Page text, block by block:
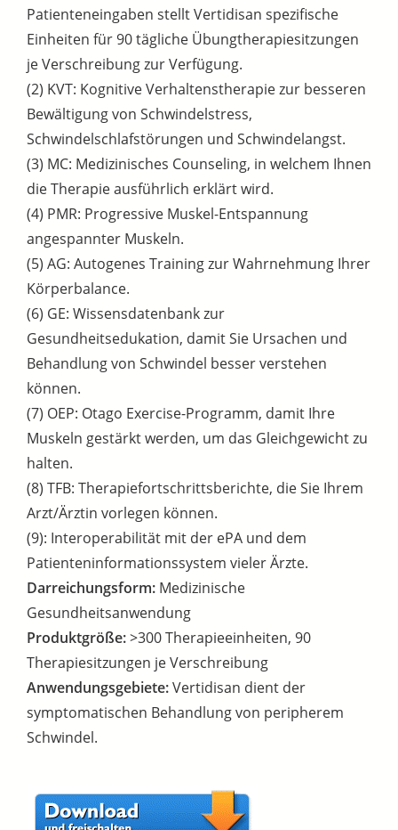
Patienteneingaben stellt Vertidisan spezifische
Einheiten für 90 tägliche Übungtherapiesitzungen
je Verschreibung zur Verfügung.
(2) KVT: Kognitive Verhaltenstherapie zur besseren
Bewältigung von Schwindelstress,
Schwindelschlafstörungen und Schwindelangst.
(3) MC: Medizinisches Counseling, in welchem Ihnen
die Therapie ausführlich erklärt wird.
(4) PMR: Progressive Muskel-Entspannung
angespannter Muskeln.
(5) AG: Autogenes Training zur Wahrnehmung Ihrer
Körperbalance.
(6) GE: Wissensdatenbank zur
Gesundheitsedukation, damit Sie Ursachen und
Behandlung von Schwindel besser verstehen
können.
(7) OEP: Otago Exercise-Programm, damit Ihre
Muskeln gestärkt werden, um das Gleichgewicht zu
halten.
(8) TFB: Therapiefortschrittsberichte, die Sie Ihrem
Arzt/Ärztin vorlegen können.
(9): Interoperabilität mit der ePA und dem
Patienteninformationssystem vieler Ärzte.
Darreichungsform: Medizinische
Gesundheitsanwendung
Produktgröße:>300 Therapieeinheiten, 90
Therapiesitzungen je Verschreibung
Anwendungsgebiete:Vertidisan dient der
symptomatischen Behandlung von peripherem
Schwindel.